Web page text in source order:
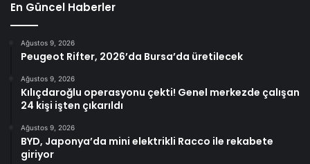
En Güncel Haberler
Ağustos 9, 2026
Peugeot Rifter, 2026’da Bursa’da üretilecek
Ağustos 9, 2026
Kılıçdaroğlu operasyonu çekti! Genel merkezde çalışan
24 kişi işten çıkarıldı
Ağustos 9, 2026
BYD, Japonya’da mini elektrikli Racco ile rekabete
giriyor